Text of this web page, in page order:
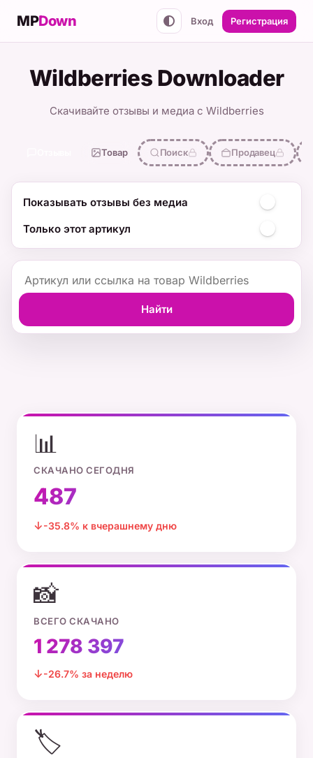
MPDown Вход Регистрация
Wildberries Downloader
Скачивайте отзывы и медиа с Wildberries
Товар Поиск Продавец
Показывать отзывы без медиа
Только этот артикул
Найти
📊
СКАЧАНО СЕГОДНЯ
487
-35.8% к вчерашнему дню
📸
ВСЕГО СКАЧАНО
1 278 397
-26.7% за неделю
🏷️